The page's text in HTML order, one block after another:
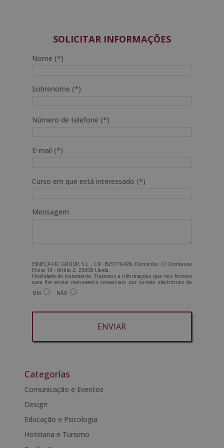
2.380,00€.595,00€.
SOLICITAR INFORMAÇÕES
Nome (*)
Sobrenome (*)
Número de telefone (*)
E-mail (*)
Curso em que está interessado (*)
Mensagem
ESNECA FIC GROUP, S.L. , CIF: B25776428, Domicilio: C/ Comtessa
Elvira 13 - Altillo 2, 25008 Lleida.
Finalidade do tratamento: Tratamos a informações que nos fornece
para lhe enviar mensagens comerciais por correio electrónico de
tipo comercial relacionadas com os produtos oferecidos e outros
produtos que possam ser do seu interesse. Legitimação do
nos para o endereço admin@grupoesneca.com.
Deseja receber informação comercial (por telefone e/ou correio
SIM NÃO
t
r
n
a
i
Categorías
Comunicação e Eventos
Design
Educação e Psicologia
Hotelaria e Turismo